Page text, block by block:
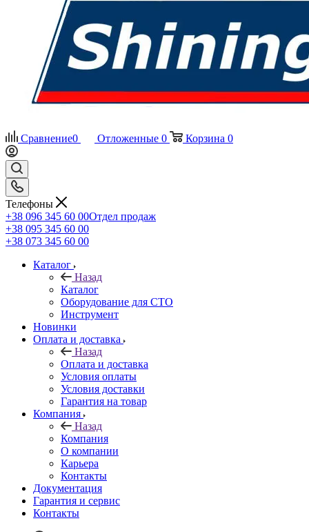
Сравнение0 Отложенные 0 Корзина 0
Телефоны
+38 096 345 60 00Отдел продаж
+38 095 345 60 00
+38 073 345 60 00
Каталог
Назад
Каталог
Оборудование для СТО
Инструмент
Новинки
Оплата и доставка
Назад
Оплата и доставка
Условия оплаты
Условия доставки
Гарантия на товар
Компания
Назад
Компания
О компании
Карьера
Контакты
Документация
Гарантия и сервис
Контакты